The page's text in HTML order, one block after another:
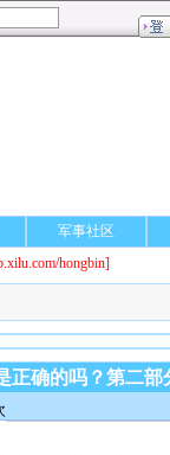
军事社区
hongbin]
正确的吗？第二部